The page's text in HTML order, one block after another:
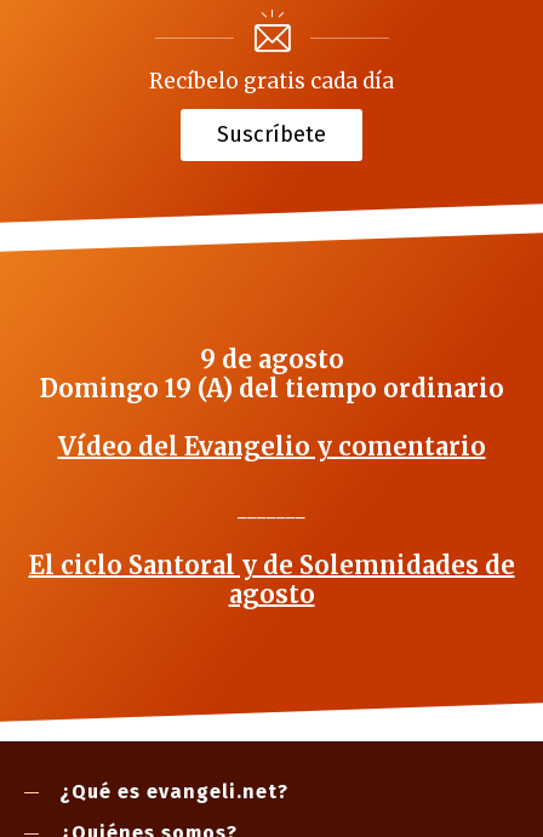
Recíbelo gratis cada día
Suscríbete
9 de agosto
Domingo 19 (A) del tiempo ordinario
Vídeo del Evangelio y comentario
El ciclo Santoral y de Solemnidades de
agosto
¿Qué es evangeli.net?